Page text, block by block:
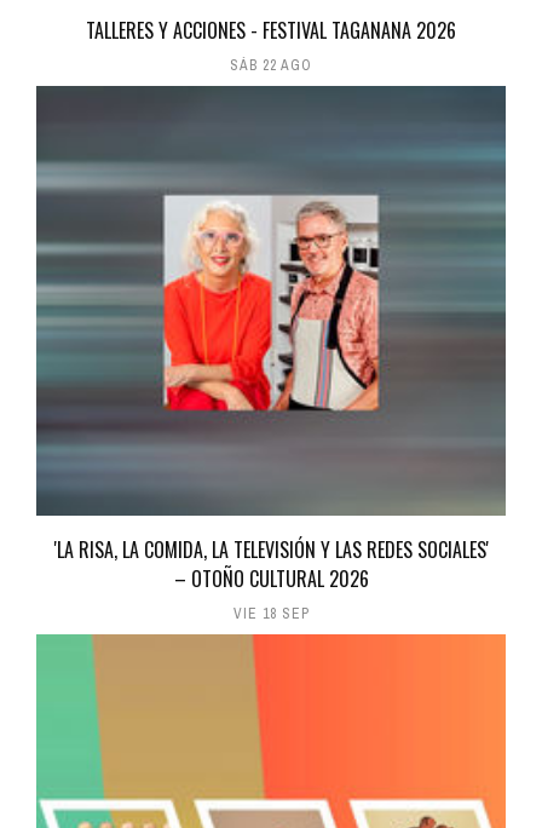
TALLERES Y ACCIONES - FESTIVAL TAGANANA 2026
SÁB 22 AGO
'LA RISA, LA COMIDA, LA TELEVISIÓN Y LAS REDES SOCIALES'
– OTOÑO CULTURAL 2026
VIE 18 SEP